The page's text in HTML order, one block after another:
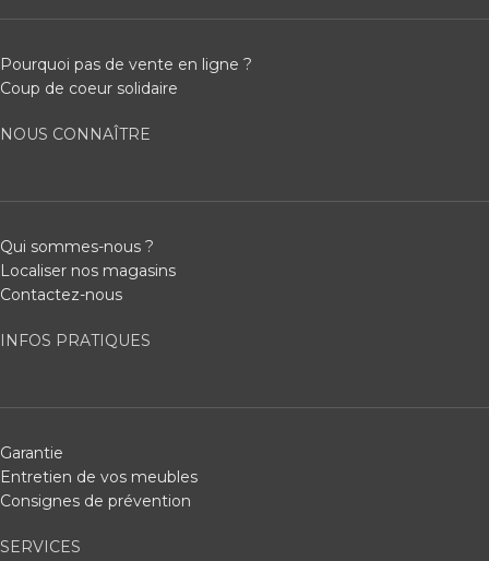
Pourquoi pas de vente en ligne ?
Coup de coeur solidaire
NOUS CONNAÎTRE
Qui sommes-nous ?
Localiser nos magasins
Contactez-nous
INFOS PRATIQUES
Garantie
Entretien de vos meubles
Consignes de prévention
SERVICES